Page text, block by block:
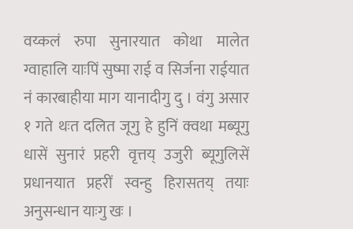
वय्कलं रुपा सुनारयात कोथा मालेत
ग्वाहालि याःपिं सुष्मा राई व सिर्जना राईयात
नं कारबाहीया माग यानादीगु दु । वंगु असार
१ गते थःत दलित जूगु हे हुनिं क्वथा मब्यूगु
धासें सुनारं प्रहरी वृत्तय् उजुरी ब्यूगुलिसें
प्रधानयात प्रहरीं स्वन्हु हिरासतय् तयाः
अनुसन्धान याःगु खः ।